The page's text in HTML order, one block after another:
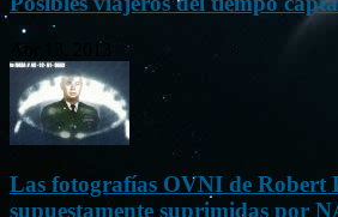
Abr 13, 2013
Las fotografías OVNI de Robert
supuestamente suprimidas por